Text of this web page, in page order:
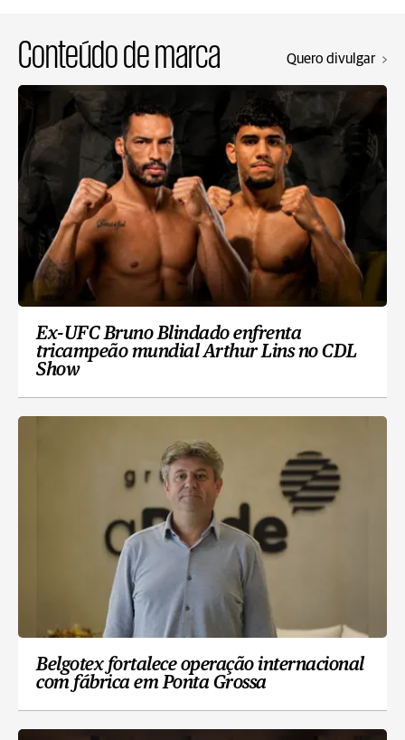
Conteúdo de marca Quero divulgar
Ex-UFC Bruno Blindado enfrenta
tricampeão mundial Arthur Lins no CDL
Show
Belgotex fortalece operação internacional
com fábrica em Ponta Grossa